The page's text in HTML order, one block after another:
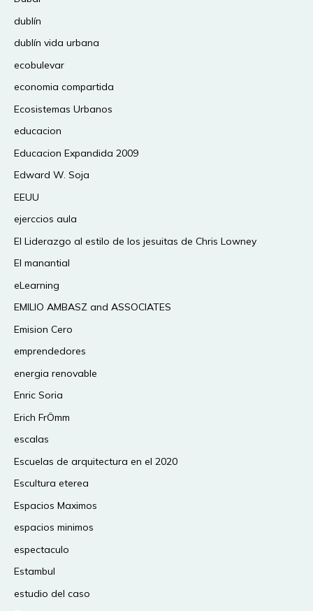
dublín
dublín vida urbana
ecobulevar
economia compartida
Ecosistemas Urbanos
educacion
Educacion Expandida 2009
Edward W. Soja
EEUU
ejerccios aula
El Liderazgo al estilo de los jesuitas de Chris Lowney
El manantial
eLearning
EMILIO AMBASZ and ASSOCIATES
Emision Cero
emprendedores
energia renovable
Enric Soria
Erich FrÖmm
escalas
Escuelas de arquitectura en el 2020
Escultura eterea
Espacios Maximos
espacios minimos
espectaculo
Estambul
estudio del caso